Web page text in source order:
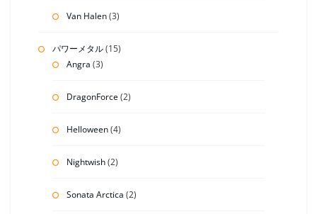
Van Halen(3)
パワーメタル(15)
Angra (3)
DragonForce(2)
Helloween(4)
Nightwish(2)
Sonata Arctica (2)